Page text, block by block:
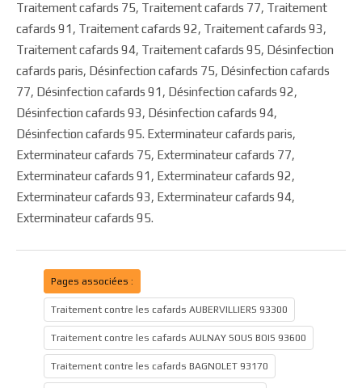
Traitement cafards 75, Traitement cafards 77, Traitement
cafards 91, Traitement cafards 92, Traitement cafards 93,
Traitement cafards 94, Traitement cafards 95, Désinfection
cafards paris, Désinfection cafards 75, Désinfection cafards
77, Désinfection cafards 91, Désinfection cafards 92,
Désinfection cafards 93, Désinfection cafards 94,
Désinfection cafards 95. Exterminateur cafards paris,
Exterminateur cafards 75, Exterminateur cafards 77,
Exterminateur cafards 91, Exterminateur cafards 92,
Exterminateur cafards 93, Exterminateur cafards 94,
Exterminateur cafards 95.
Pages associées :
Traitement contre les cafards AUBERVILLIERS 93300
Traitement contre les cafards AULNAY SOUS BOIS 93600
Traitement contre les cafards BAGNOLET 93170